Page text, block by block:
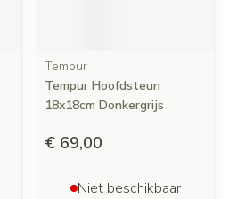
Tempur
Tempur Hoofdsteun
18x18cm Donkergrijs
€ 69,00
Niet beschikbaar